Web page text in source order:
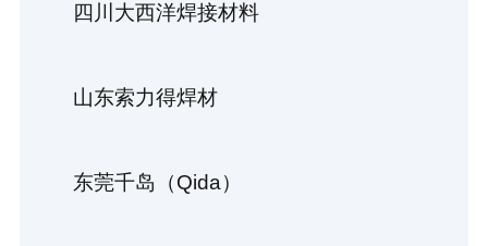
四川大西洋焊接材料
山东索力得焊材
东莞千岛（Qida）